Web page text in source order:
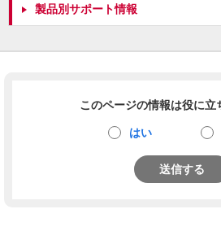
製品別サポート情報
このページの情報は役に立
はい
送信する